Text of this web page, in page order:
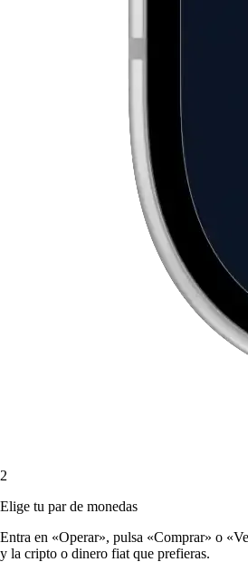
2
Elige tu par de monedas
Entra en «Operar», pulsa «Comprar» o
y la cripto o dinero fiat que prefieras.